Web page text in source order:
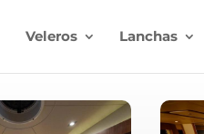
Veleros Lanchas